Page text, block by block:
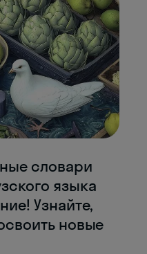
словари
языка
Узнайте,
новые